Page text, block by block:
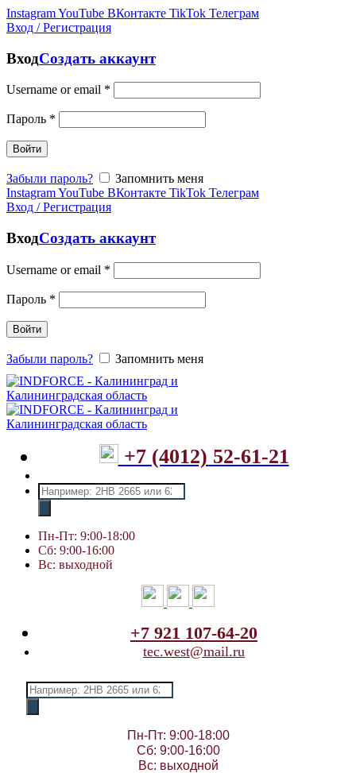
InstagramYouTube ВКонтакте TikTok Телеграм
Вход / Регистрация
ВходСоздать аккаунт
Username or email *
Пароль *
Войти
Забыли пароль?
Запомнить меня
InstagramYouTube ВКонтакте TikTok Телеграм
Вход / Регистрация
ВходСоздать аккаунт
Username or email *
Пароль *
Войти
Забыли пароль? Запомнить меня
+7 (4012) 52-61-21
Поиск
товаров
Пн-Пт: 9:00-18:00
Сб: 9:00-16:00
Вс: выходной
+7 921 107-64-20
tec.west@mail.ru
Поиск
товаров
Пн-Пт: 9:00-18:00
Сб: 9:00-16:00
Вс: выходной